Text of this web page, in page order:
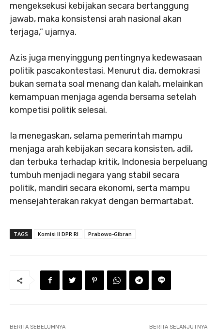
mengeksekusi kebijakan secara bertanggung
jawab, maka konsistensi arah nasional akan
terjaga,” ujarnya.
Azis juga menyinggung pentingnya kedewasaan
politik pascakontestasi. Menurut dia, demokrasi
bukan semata soal menang dan kalah, melainkan
kemampuan menjaga agenda bersama setelah
kompetisi politik selesai.
Ia menegaskan, selama pemerintah mampu
menjaga arah kebijakan secara konsisten, adil,
dan terbuka terhadap kritik, Indonesia berpeluang
tumbuh menjadi negara yang stabil secara
politik, mandiri secara ekonomi, serta mampu
mensejahterakan rakyat dengan bermartabat.
TAGS Komisi II DPR RI Prabowo-Gibran
BERITA SEBELUMNYA BERITA SELANJUTNYA